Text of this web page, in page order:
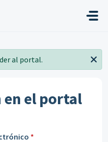
al portal.
el portal
*